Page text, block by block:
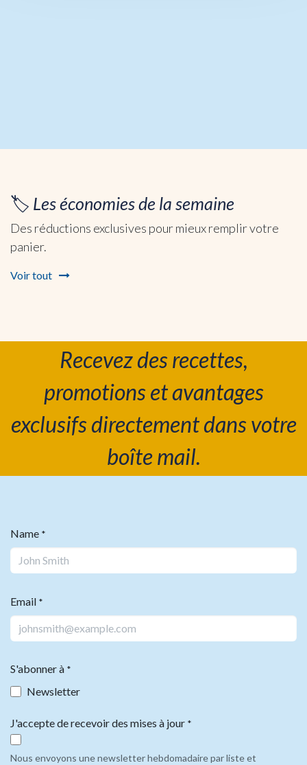
🏷️ Les économies de la semaine
Des réductions exclusives pour mieux remplir votre
panier.
Voir tout
Recevez des recettes,
promotions et avantages
exclusifs directement dans votre
boîte mail.
Name *
Email *
S'abonner à *
Newsletter
J'accepte de recevoir des mises à jour *
Nous envoyons une newsletter hebdomadaire par liste et